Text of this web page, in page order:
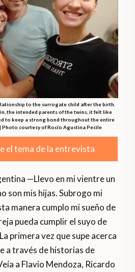
to the surrogate child after the birth.
the intended parents of the twins, it felt like
to keep a strong bond throughout the entire
Photo courtesy of Rocío Agustina Pecile
el tema de la entrevista
—Llevo en mi vientre un
son mis hijas. Subrogo mi
manera cumplo mi sueño de
pueda cumplir el suyo de
primera vez que supe acerca
a través de historias de
a Flavio Mendoza, Ricardo